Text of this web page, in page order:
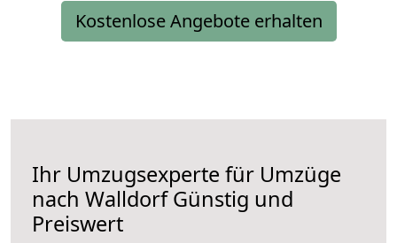
Kostenlose Angebote erhalten
Ihr Umzugsexperte für Umzüge
nach WalldorfGünstig und
Preiswert